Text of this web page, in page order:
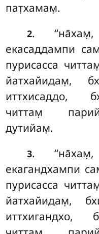
пат̣хамам̣.
2.
екасаддампи
пурисасса
йатхайидам̣,
иттхисаддо,
читтам̣
дутийам̣.
3.
екагандхампи
пурисасса
йатхайидам̣,
иттхигандхо,